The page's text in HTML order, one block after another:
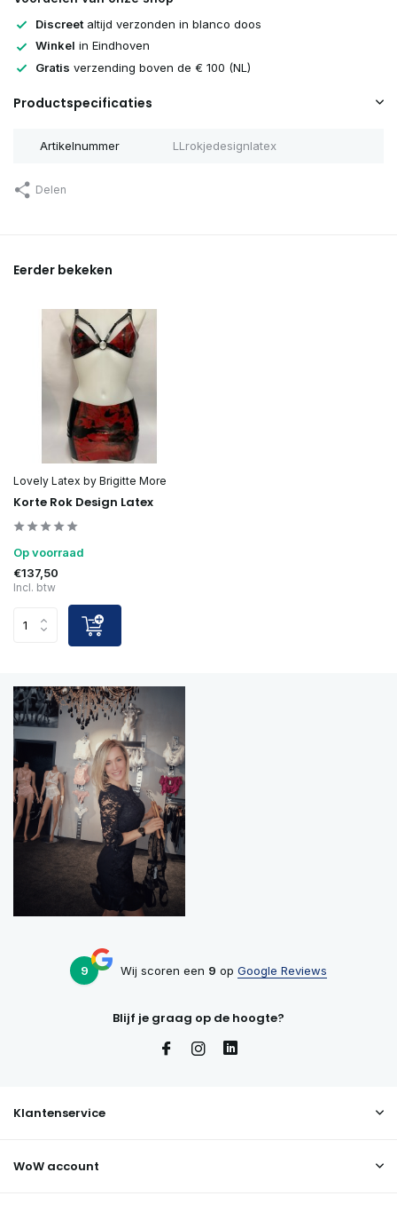
Discreet altijd verzonden in blanco doos
Winkel in Eindhoven
Gratis verzending boven de € 100 (NL)
Productspecificaties
Artikelnummer LLrokjedesignlatex
Delen
Eerder bekeken
Lovely Latex by Brigitte More
Korte Rok Design Latex
Op voorraad
€137,50
Incl. btw
9 Wij scoren een 9 op Google Reviews
Blijf je graag op de hoogte?
Klantenservice
WoW account